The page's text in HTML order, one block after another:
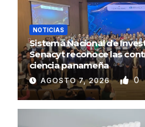
NOTICIAS
Sistema Nacional de
Senacyt reconoce las
ciencia panameña
AGOSTO 7, 2026 0